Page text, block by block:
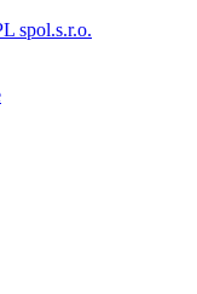
spol.s.r.o.